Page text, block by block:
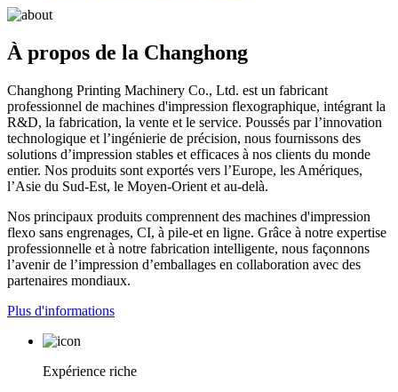
À propos de la Changhong
Changhong Printing Machinery Co., Ltd. est un fabricant
professionnel de machines d'impression flexographique, intégrant la
R&D, la fabrication, la vente et le service. Poussés par l’innovation
technologique et l’ingénierie de précision, nous fournissons des
solutions d’impression stables et efficaces à nos clients du monde
entier. Nos produits sont exportés vers l’Europe, les Amériques,
l’Asie du Sud-Est, le Moyen-Orient et au-delà.
Nos principaux produits comprennent des machines d'impression
flexo sans engrenages, CI, à pile-et en ligne. Grâce à notre expertise
professionnelle et à notre fabrication intelligente, nous façonnons
l’avenir de l’impression d’emballages en collaboration avec des
partenaires mondiaux.
Plus d'informations
Expérience riche